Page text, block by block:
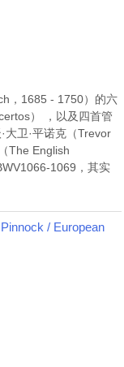
，1685 - 1750）的六
） ，以及四首管
大卫·平诺克（Trevor
The English
1069，其实
/ European